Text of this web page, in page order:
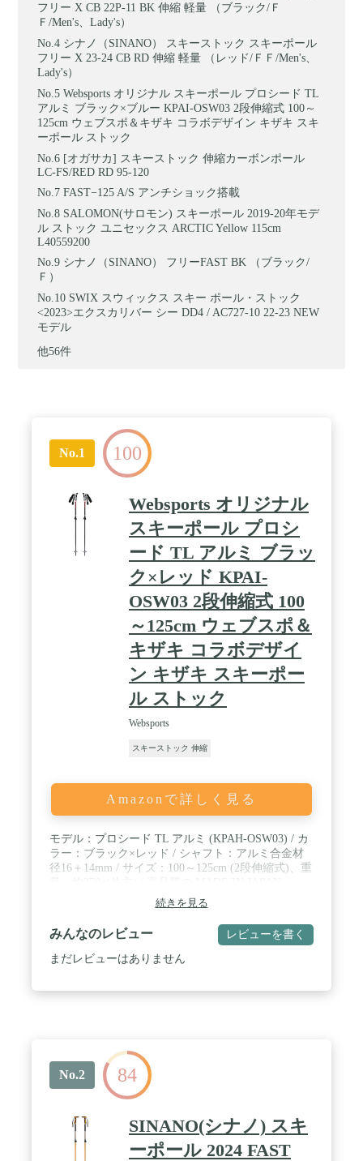
フリー X CB 22P-11 BK 伸縮 軽量 （ブラック/Ｆ
Ｆ/Men's、Lady's）
シナノ（SINANO） スキーストック スキーポール
フリー X 23-24 CB RD 伸縮 軽量 （レッド/ＦＦ/Men's、
Lady's）
Websports オリジナル スキーポール プロシード TL
アルミ ブラック×ブルー KPAI-OSW03 2段伸縮式 100～
125cm ウェブスポ＆キザキ コラボデザイン キザキ スキ
ーポール ストック
[オガサカ] スキーストック 伸縮カーボンポール
LC-FS/RED RD 95-120
FAST−125 A/S アンチショック搭載
SALOMON(サロモン) スキーポール 2019-20年モデ
ル ストック ユニセックス ARCTIC Yellow 115cm
L40559200
シナノ（SINANO） フリーFAST BK （ブラック/
Ｆ）
SWIX スウィックス スキー ポール・ストック
<2023>エクスカリバー シー DD4 / AC727-10 22-23 NEW
モデル
他56件
No.1 100
Websports オリジナル
スキーポール プロシ
ード TL アルミ ブラッ
ク×レッド KPAI-
OSW03 2段伸縮式 100
～125cm ウェブスポ＆
キザキ コラボデザイ
ン キザキ スキーポー
ル ストック
Websports
スキーストック 伸縮
Amazonで詳しく見る
モデル：プロシード TL アルミ (KPAH-OSW03) / カ
ラー：ブラック×レッド / シャフト：アルミ合金材
径16＋14mm / サイズ：100～125cm (2段伸縮式)、重
続きを見る
みんなのレビュー レビューを書く
まだレビューはありません
No.2 84
SINANO(シナノ) スキ
ーポール 2024 FAST